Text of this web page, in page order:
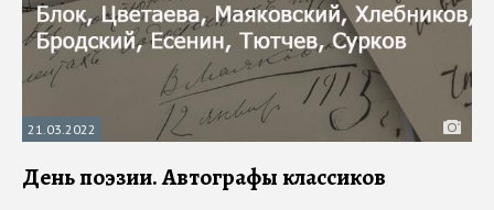
21.03.2022
День поэзии. Автографы классиков